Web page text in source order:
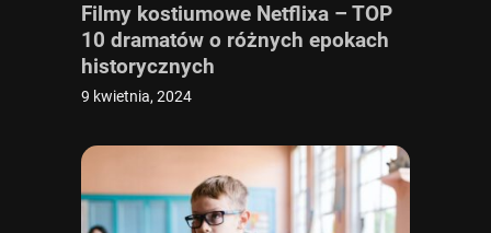
Filmy kostiumowe Netflixa – TOP
10 dramatów o różnych epokach
historycznych
9 kwietnia, 2024